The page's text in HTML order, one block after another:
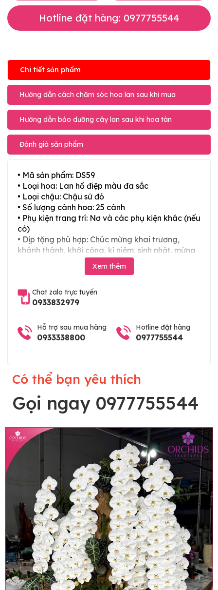
Hotline đặt hàng: 0977755544
Chi tiết sản phẩm
Hướng dẫn cách chăm sóc hoa lan sau khi mua
Hướng dẫn bảo dưỡng cây lan sau khi hoa tàn
Đánh giá sản phẩm
• Mã sản phẩm: DS59
• Loại hoa: Lan hồ điệp màu đa sắc
• Loại chậu: Chậu sứ đỏ
• Số lượng cành hoa: 25 cành
• Phụ kiện trang trí: Nơ và các phụ kiện khác (nếu
có)
• Dịp tặng phù hợp: Chúc mừng khai trương,
khánh thành, khởi công, kỉ niệm, sinh nhật, mừng
thọ, mừng cưới, tân gia và các ngày lễ tết trong
Lưu ý trước khi đặt hàng
• Về cây hoa: Một chậu hoa lan hồ điệp đẹp và
hoàn chỉnh sẽ được phối ghép từ nhiều cây hoa
và tạo dáng hoàn toàn thủ công nên có thể sẽ
khác nhau đôi chút giữa sản phẩm thực tế và
Xem thêm
Chat zalo trực tuyến
0933832979
Hỗ trợ sau mua hàng
0933338800
Hotline đặt hàng
0977755544
Có thể bạn yêu thích
Gọi ngay 0977755544